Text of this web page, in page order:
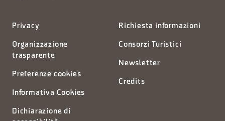
Privacy
Organizzazione
trasparente
Preferenze cookies
Informativa Cookies
Dichiarazione di
Richiesta informazioni
Consorzi Turistici
Newsletter
Credits